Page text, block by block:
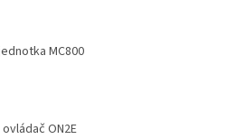
MC800
ON2E